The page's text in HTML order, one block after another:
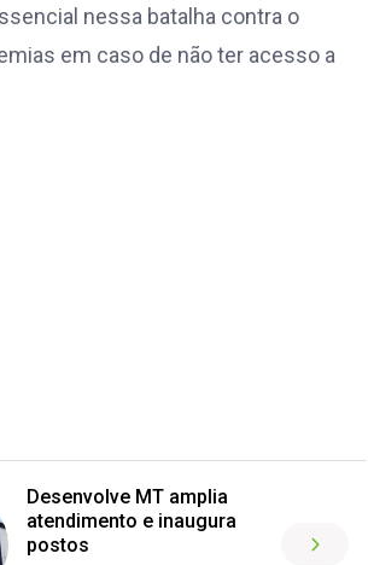
nessa batalha contra o
em caso de não ter acesso a
Desenvolve MT amplia
atendimento e inaugura
postos